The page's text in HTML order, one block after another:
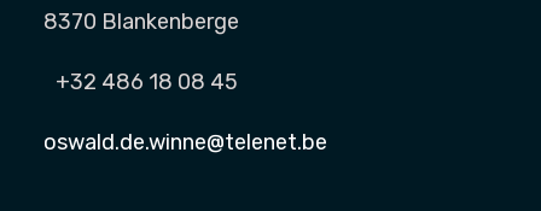
8370 Blankenberge
+32 486 18 08 45
oswald.de.winne@telenet.be